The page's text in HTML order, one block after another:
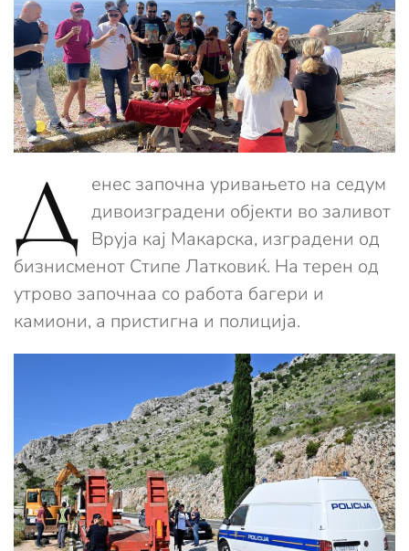
Д енес започна уривањето на седум
дивоизградени објекти во заливот
Вруја кај Макарска, изградени од
бизнисменот Стипе Латковиќ. На терен од
утрово започнаа со работа багери и
камиони, а пристигна и полиција.